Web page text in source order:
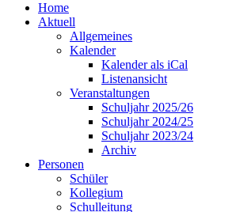
Home
Aktuell
Allgemeines
Kalender
Kalender als iCal
Listenansicht
Veranstaltungen
Schuljahr 2025/26
Schuljahr 2024/25
Schuljahr 2023/24
Archiv
Personen
Schüler
Kollegium
Schulleitung